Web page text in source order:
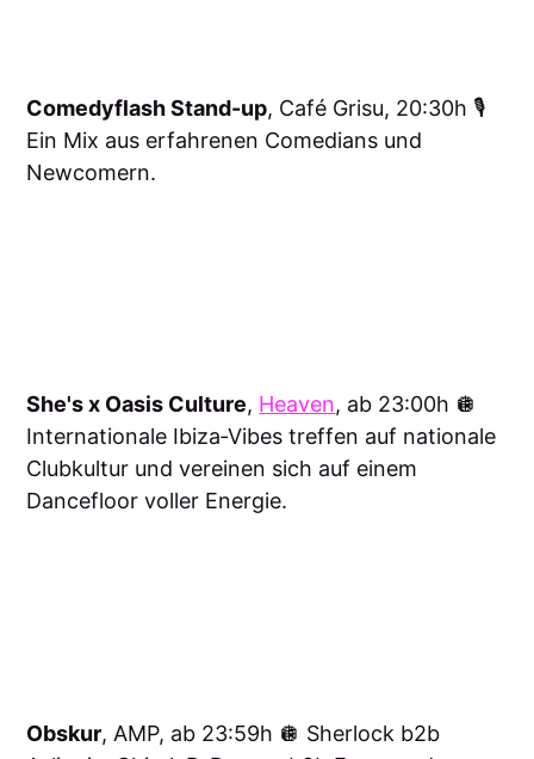
Comedyflash Stand-up, Café Grisu, 20:30h 🎙️
Ein Mix aus erfahrenen Comedians und
Newcomern.
She's x Oasis Culture, Heaven, ab 23:00h 🪩
Internationale Ibiza‑Vibes treffen auf nationale
Clubkultur und vereinen sich auf einem
Dancefloor voller Energie.
Obskur, AMP, ab 23:59h 🪩 Sherlock b2b